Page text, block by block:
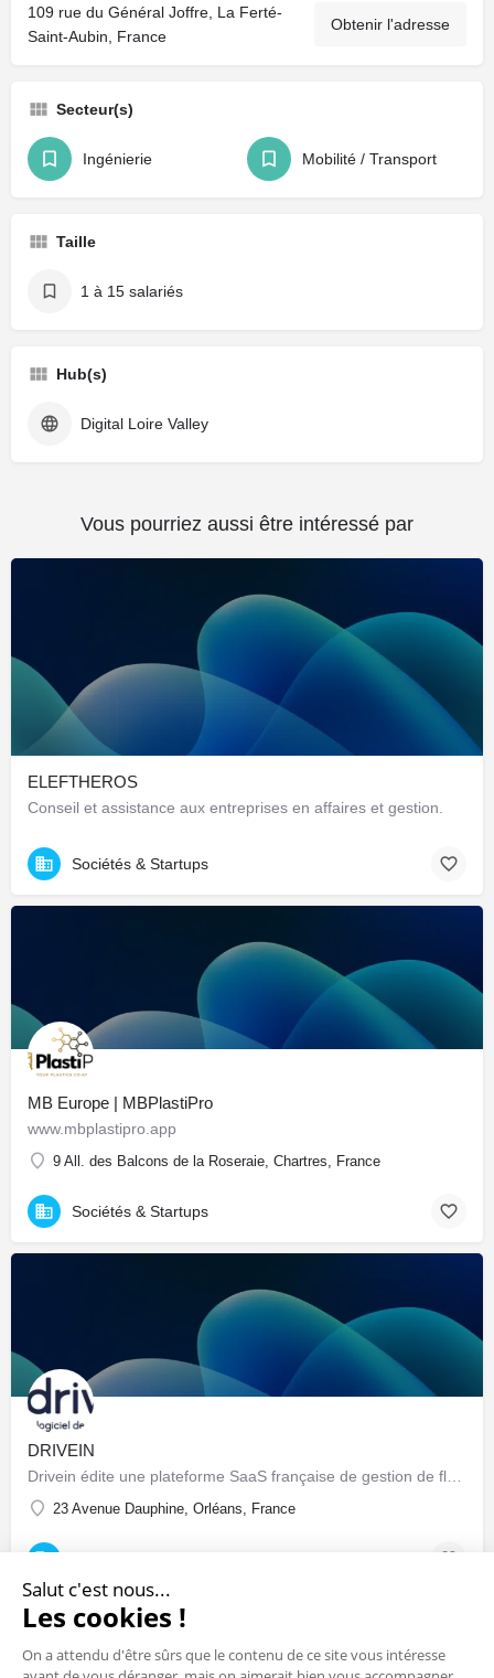
109 rue du Général Joffre, La Ferté-
Saint-Aubin, France
Obtenir l'adresse
Secteur(s)
Ingénierie Mobilité / Transport
Taille
1 à 15 salariés
Hub(s)
Digital Loire Valley
Vous pourriez aussi être intéressé par
ELEFTHEROS
Conseil et assistance aux entreprises en affaires et gestion.
Sociétés & Startups
MB Europe | MBPlastiPro
www.mbplastipro.app
9 All. des Balcons de la Roseraie, Chartres, France
Sociétés & Startups
DRIVEIN
23 Avenue Dauphine, Orléans, France
Salut c'est nous...
Les cookies !
On a attendu d'être sûrs que le contenu de ce site vous intéresse